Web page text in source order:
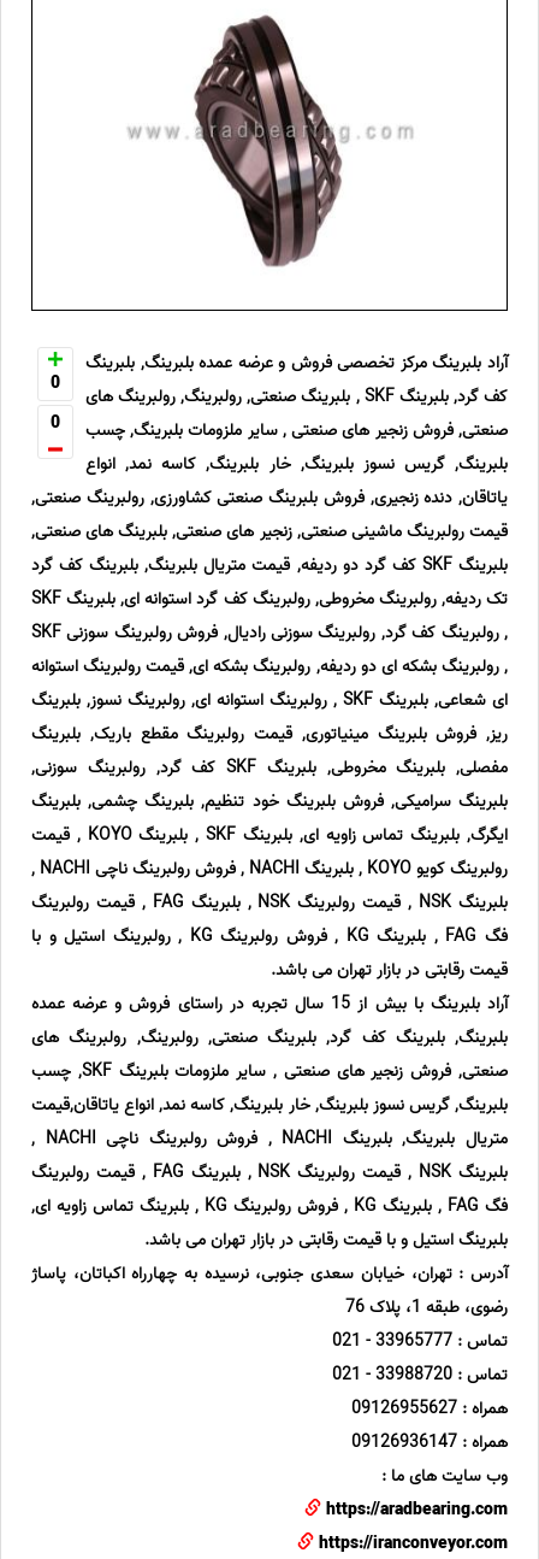
0
0
آراد بلبرینگ مرکز تخصصی فروش و عرضه عمده بلبرینگ, بلبرینگ
کف گرد, بلبرینگ SKF , بلبرینگ صنعتی, رولبرینگ, رولبرینگ های
صنعتی, فروش زنجیر های صنعتی , سایر ملزومات بلبرینگ, چسب
بلبرینگ, گریس نسوز بلبرینگ, خار بلبرینگ, کاسه نمد, انواع
یاتاقان, دنده زنجیری, فروش بلبرینگ صنعتی کشاورزی, رولبرینگ صنعتی,
قیمت رولبرینگ ماشینی صنعتی, زنجیر های صنعتی, بلبرینگ های صنعتی,
بلبرینگ SKF کف گرد دو ردیفه, قیمت متریال بلبرینگ, بلبرینگ کف گرد
تک ردیفه, رولبرینگ مخروطی, رولبرینگ کف گرد استوانه ای, بلبرینگ SKF
, رولبرینگ کف گرد, رولبرینگ سوزنی رادیال, فروش رولبرینگ سوزنی SKF
, رولبرینگ بشکه ای دو ردیفه, رولبرینگ بشکه ای, قیمت رولبرینگ استوانه
ای شعاعی, بلبرینگ SKF , رولبرینگ استوانه ای, رولبرینگ نسوز, بلبرینگ
ریز, فروش بلبرینگ مینیاتوری, قیمت رولبرینگ مقطع باریک, بلبرینگ
مفصلی, بلبرینگ مخروطی, بلبرینگ SKF کف گرد, رولبرینگ سوزنی,
بلبرینگ سرامیکی, فروش بلبرینگ خود تنظیم, بلبرینگ چشمی, بلبرینگ
ایگرگ, بلبرینگ تماس زاویه ای, بلبرینگ SKF , بلبرینگ KOYO , قیمت
رولبرینگ کویو KOYO , بلبرینگ NACHI , فروش رولبرینگ ناچی NACHI ,
بلبرینگ NSK , قیمت رولبرینگ NSK , بلبرینگ FAG , قیمت رولبرینگ
فگ FAG , بلبرینگ KG , فروش رولبرینگ KG , رولبرینگ استیل و با
قیمت رقابتی در بازار تهران می باشد.
آراد بلبرینگ با بیش از 15 سال تجربه در راستای فروش و عرضه عمده
بلبرینگ, بلبرینگ کف گرد, بلبرینگ صنعتی, رولبرینگ, رولبرینگ های
صنعتی, فروش زنجیر های صنعتی , سایر ملزومات بلبرینگ SKF, چسب
بلبرینگ, گریس نسوز بلبرینگ, خار بلبرینگ, کاسه نمد, انواع یاتاقان,قیمت
متریال بلبرینگ, بلبرینگ NACHI , فروش رولبرینگ ناچی NACHI ,
بلبرینگ NSK , قیمت رولبرینگ NSK , بلبرینگ FAG , قیمت رولبرینگ
فگ FAG , بلبرینگ KG , فروش رولبرینگ KG , بلبرینگ تماس زاویه ای,
بلبرینگ استیل و با قیمت رقابتی در بازار تهران می باشد.
آدرس : تهران، خیابان سعدی جنوبی، نرسیده به چهارراه اکباتان، پاساژ
رضوی، طبقه 1، پلاک 76
تماس : 33965777 - 021
تماس : 33988720 - 021
همراه : 09126955627
همراه : 09126936147
وب سایت های ما :
https://aradbearing.com
https://iranconveyor.com